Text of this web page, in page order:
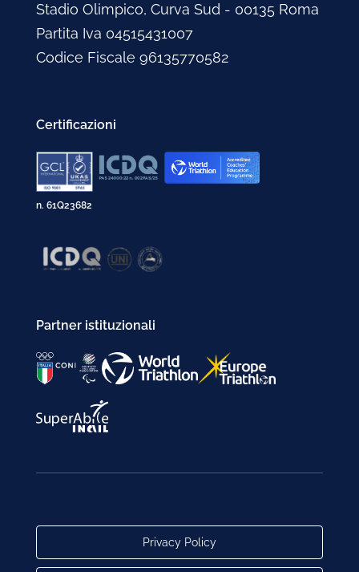
Stadio Olimpico, Curva Sud - 00135 Roma
Partita Iva 04515431007
Codice Fiscale 96135770582
Certificazioni
n. 61Q23682
Partner istituzionali
Privacy Policy